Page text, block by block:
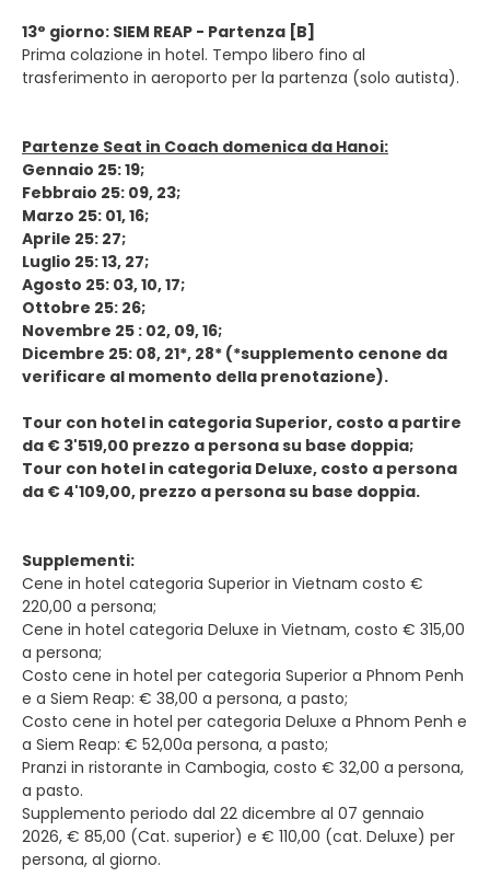
13° giorno: SIEM REAP - Partenza [B]
Prima colazione in hotel. Tempo libero fino al
trasferimento in aeroporto per la partenza (solo autista).
Partenze Seat in Coach domenica da Hanoi:
Gennaio 25: 19;
Febbraio 25: 09, 23;
Marzo 25: 01, 16;
Aprile 25: 27;
Luglio 25: 13, 27;
Agosto 25: 03, 10, 17;
Ottobre 25: 26;
Novembre 25 : 02, 09, 16;
Dicembre 25: 08, 21*, 28* (*supplemento cenone da
verificare al momento della prenotazione).
Tour con hotel in categoria Superior, costo a partire
da € 3'519,00 prezzo a persona su base doppia;
Tour con hotel in categoria Deluxe, costo a persona
da € 4'109,00, prezzo a persona su base doppia.
Supplementi:
Cene in hotel categoria Superior in Vietnam costo €
220,00 a persona;
Cene in hotel categoria Deluxe in Vietnam, costo € 315,00
a persona;
Costo cene in hotel per categoria Superior a Phnom Penh
e a Siem Reap: € 38,00 a persona, a pasto;
Costo cene in hotel per categoria Deluxe a Phnom Penh e
a Siem Reap: € 52,00a persona, a pasto;
Pranzi in ristorante in Cambogia, costo € 32,00 a persona,
a pasto.
Supplemento periodo dal 22 dicembre al 07 gennaio
2026, € 85,00 (Cat. superior) e € 110,00 (cat. Deluxe) per
persona, al giorno.